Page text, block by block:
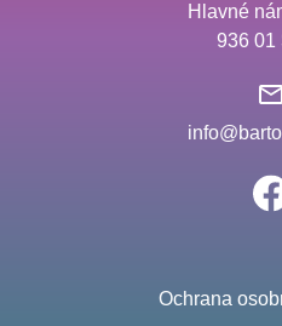
Hlavné
936 01
Ochrana